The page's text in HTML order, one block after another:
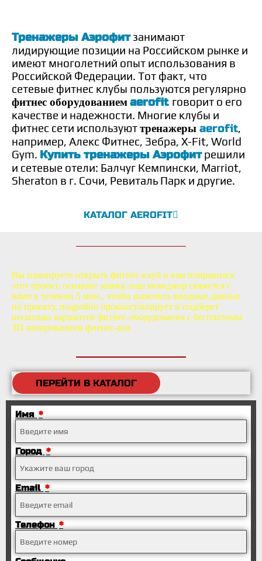
Тренажеры Аэрофитзанимают
лидирующие позиции на Российском рынке и
имеют многолетний опыт использования в
Российской Федерации. Тот факт, что
сетевые фитнес клубы пользуются регулярно
фитнес оборудованиемaerofit говорит о его
качестве и надежности. Многие клубы и
фитнес сети используюттренажеры aerofit,
например, Алекс Фитнес, Зебра, X-Fit, World
Gym. Купить тренажеры Аэрофитрешили
и сетевые отели: Балчуг Кемпински, Marriot,
Sheraton в г. Сочи, Ревиталь Парк и другие.
КАТАЛОГ AEROFIT
Вы планируете открыть фитнес-клуб и вам понравился
этот проект, оснавьте заявку, наш менеджер свяжется с
вами в течении 5 мин., чтобы выяснить вводные данные
по проекту, подробно проконсультирует и подберет
несколько вариантов фитнес-оборудования с бесплатным
3D зонированием фитнес-зон.
ПЕРЕЙТИ В КАТАЛОГ
Имя
Город
Email
Телефон